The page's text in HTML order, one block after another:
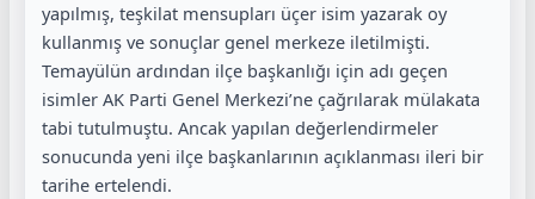
yapılmış, teşkilat mensupları üçer isim yazarak oy
kullanmış ve sonuçlar genel merkeze iletilmişti.
Temayülün ardından ilçe başkanlığı için adı geçen
isimler AK Parti Genel Merkezi’ne çağrılarak mülakata
tabi tutulmuştu. Ancak yapılan değerlendirmeler
sonucunda yeni ilçe başkanlarının açıklanması ileri bir
tarihe ertelendi.